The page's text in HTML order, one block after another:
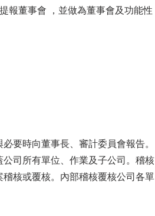
報董事會 ，並做為董事會及功能性
要時向董事長、審計委員會報告。
司所有單位、作業及子公司。稽核
核或覆核。內部稽核覆核公司各單